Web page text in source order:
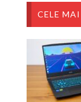
CELE